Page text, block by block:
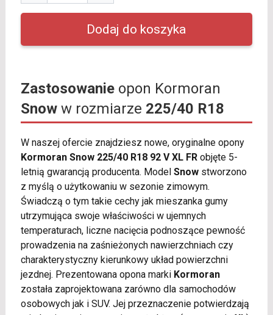
Zastosowanieopon Kormoran
Snoww rozmiarze 225/40 R18
W naszej ofercie znajdziesz nowe, oryginalne opony
Kormoran Snow 225/40 R18 92 V XL FRobjęte 5-
letnią gwarancją producenta. Model Snowstworzono
z myślą o użytkowaniu w sezonie zimowym.
Świadczą o tym takie cechy jak mieszanka gumy
utrzymująca swoje właściwości w ujemnych
temperaturach, liczne nacięcia podnoszące pewność
prowadzenia na zaśnieżonych nawierzchniach czy
charakterystyczny kierunkowy układ powierzchni
jezdnej. Prezentowana opona marki Kormoran
została zaprojektowana zarówno dla samochodów
osobowych jak i SUV. Jej przeznaczenie potwierdzają